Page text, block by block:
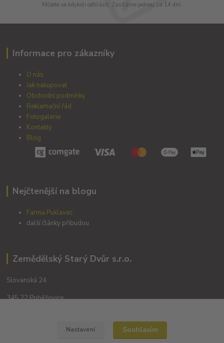
Můžete se kdykoli odhlásit. Zasíláme jednou za 14 dní.
Informace pro zákazníky
O nás
Jak nakupovat
Obchodní podmínky
Reklamační řád
Fotogalerie
Kontakty
Blog
Nejčtenější na blogu
Farma Puklavec
další články přibudou
Zemědělský Starý Dvůr s.r.o.
Slovanská 24
345 22 Poběžovice
Nastavení Souhlasím